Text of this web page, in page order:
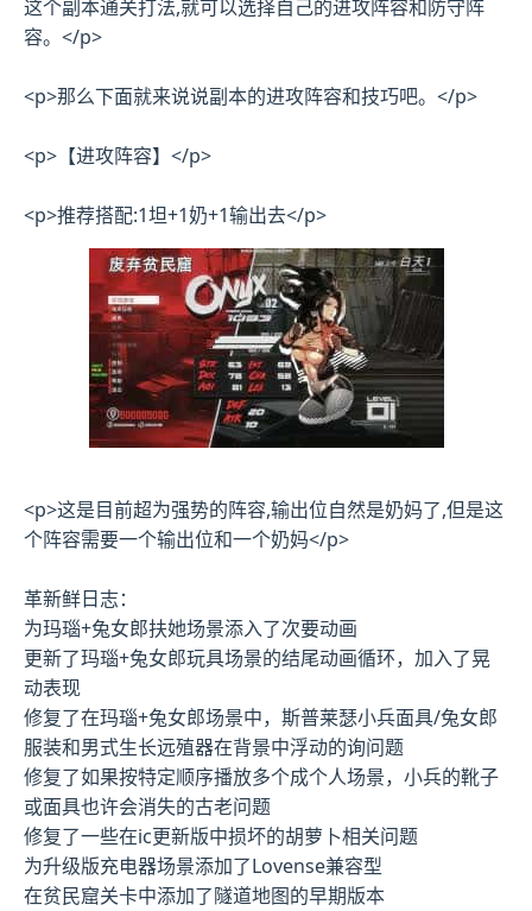
这个副本通关打法,就可以选择自己的进攻阵容和防守阵
容。</p>
<p>那么下面就来说说副本的进攻阵容和技巧吧。</p>
<p>【进攻阵容】</p>
<p>推荐搭配:1坦+1奶+1输出去</p>
<p>这是目前超为强势的阵容,输出位自然是奶妈了,但是这
个阵容需要一个输出位和一个奶妈</p>
革新鲜日志：
为玛瑙+兔女郎扶她场景添入了次要动画
更新了玛瑙+兔女郎玩具场景的结尾动画循环，加入了晃
动表现
修复了在玛瑙+兔女郎场景中，斯普莱瑟小兵面具/兔女郎
服装和男式生长远殖器在背景中浮动的询问题
修复了如果按特定顺序播放多个成个人场景，小兵的靴子
或面具也许会消失的古老问题
修复了一些在ic更新版中损坏的胡萝卜相关问题
为升级版充电器场景添加了Lovense兼容型
在贫民窟关卡中添加了隧道地图的早期版本